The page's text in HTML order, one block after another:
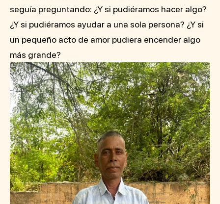
seguía preguntando: ¿Y si pudiéramos hacer algo?
¿Y si pudiéramos ayudar a una sola persona? ¿Y si
un pequeño acto de amor pudiera encender algo
más grande?